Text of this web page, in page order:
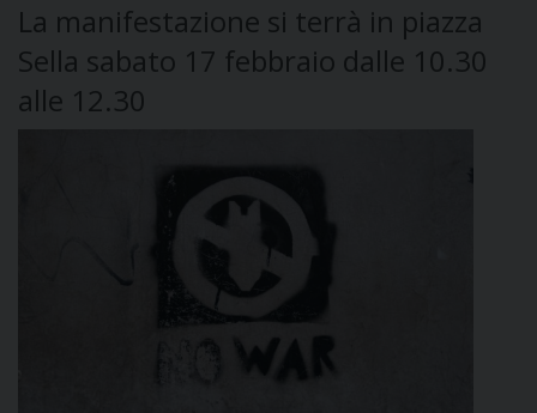
La manifestazione si terrà in piazza
Sella sabato 17 febbraio dalle 10.30
alle 12.30